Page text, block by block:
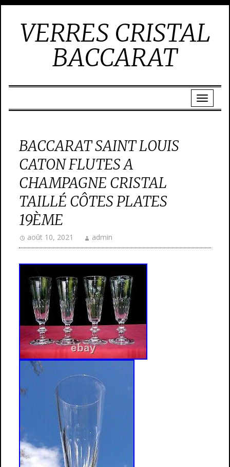
VERRES CRISTAL
BACCARAT
BACCARAT SAINT LOUIS
CATON FLUTES A
CHAMPAGNE CRISTAL
TAILLÉ CÔTES PLATES
19ÈME
août 10, 2021 admin